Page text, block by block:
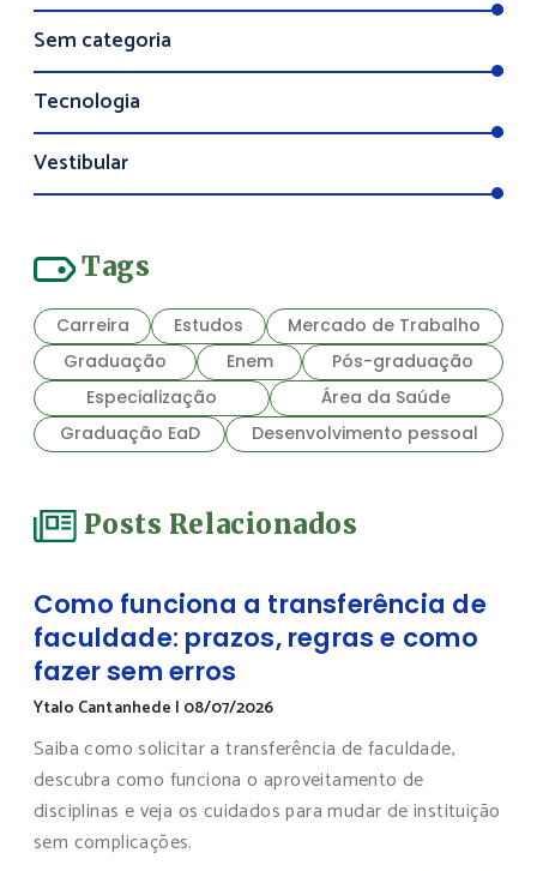
Sem categoria
Tecnologia
Vestibular
Tags
Carreira Estudos
Mercado de Trabalho
Graduação
Enem
Pós-graduação
Especialização
Área da Saúde
Graduação EaD
Desenvolvimento pessoal
Posts Relacionados
Como funciona a transferência de
faculdade: prazos, regras e como
fazer sem erros
Ytalo Cantanhede | 08/07/2026
Saiba como solicitar a transferência de faculdade,
descubra como funciona o aproveitamento de
disciplinas e veja os cuidados para mudar de instituição
sem complicações.